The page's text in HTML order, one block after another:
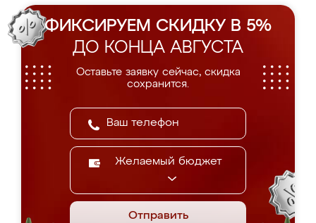
ФИКСИРУЕМ СКИДКУ В 5%
ДО КОНЦА АВГУСТА
Оставьте заявку сейчас, скидка
сохранится.
Желаемый бюджет
Отправить